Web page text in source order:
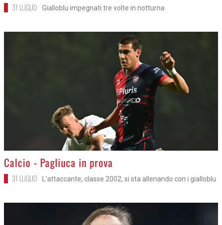
31 LUGLIO Gialloblu impegnati tre volte in notturna
>
Calcio - Pagliuca in prova
31 LUGLIO L'attaccante, classe 2002, si sta allenando con i gialloblu